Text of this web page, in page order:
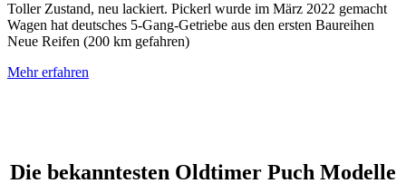
Toller Zustand, neu lackiert. Pickerl wurde im März 2022 gemacht
Wagen hat deutsches 5-Gang-Getriebe aus den ersten Baureihen
Neue Reifen (200 km gefahren)
Mehr erfahren
Die bekanntesten Oldtimer Puch Modelle